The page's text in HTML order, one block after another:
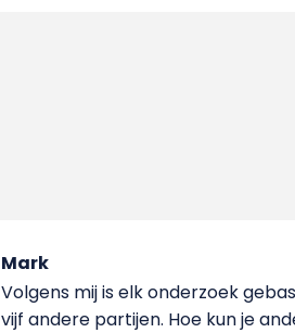
Mark
Volgens mij is elk onderzoek
vijf andere partijen. Hoe kun je